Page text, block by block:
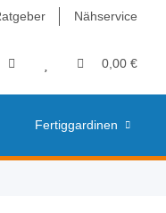
Nähservice
0,00 €
Fertiggardinen